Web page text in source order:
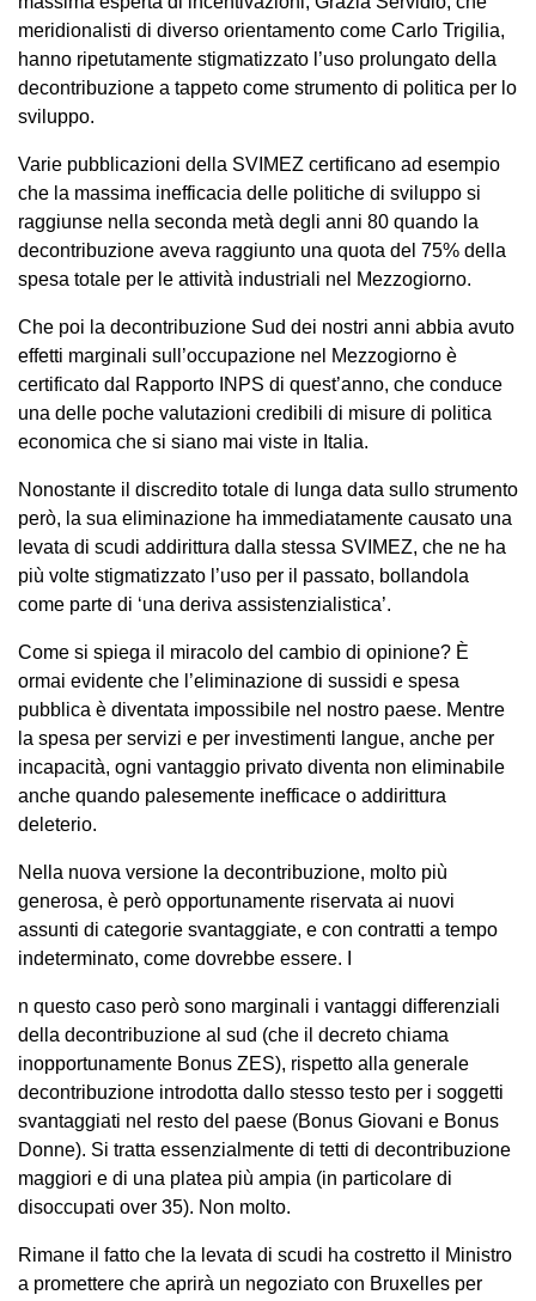
meridionalisti di diverso orientamento come Carlo Trigilia,
hanno ripetutamente stigmatizzato l’uso prolungato della
decontribuzione a tappeto come strumento di politica per lo
sviluppo.
Varie pubblicazioni della SVIMEZ certificano ad esempio
che la massima inefficacia delle politiche di sviluppo si
raggiunse nella seconda metà degli anni 80 quando la
decontribuzione aveva raggiunto una quota del 75% della
spesa totale per le attività industriali nel Mezzogiorno.
Che poi la decontribuzione Sud dei nostri anni abbia avuto
effetti marginali sull’occupazione nel Mezzogiorno è
certificato dal Rapporto INPS di quest’anno, che conduce
una delle poche valutazioni credibili di misure di politica
economica che si siano mai viste in Italia.
Nonostante il discredito totale di lunga data sullo strumento
però, la sua eliminazione ha immediatamente causato una
levata di scudi addirittura dalla stessa SVIMEZ, che ne ha
più volte stigmatizzato l’uso per il passato, bollandola
come parte di ‘una deriva assistenzialistica’.
Come si spiega il miracolo del cambio di opinione? È
ormai evidente che l’eliminazione di sussidi e spesa
pubblica è diventata impossibile nel nostro paese. Mentre
la spesa per servizi e per investimenti langue, anche per
incapacità, ogni vantaggio privato diventa non eliminabile
anche quando palesemente inefficace o addirittura
deleterio.
Nella nuova versione la decontribuzione, molto più
generosa, è però opportunamente riservata ai nuovi
assunti di categorie svantaggiate, e con contratti a tempo
indeterminato, come dovrebbe essere. I
n questo caso però sono marginali i vantaggi differenziali
della decontribuzione al sud (che il decreto chiama
inopportunamente Bonus ZES), rispetto alla generale
decontribuzione introdotta dallo stesso testo per i soggetti
svantaggiati nel resto del paese (Bonus Giovani e Bonus
Donne). Si tratta essenzialmente di tetti di decontribuzione
maggiori e di una platea più ampia (in particolare di
disoccupati over 35). Non molto.
Rimane il fatto che la levata di scudi ha costretto il Ministro
a promettere che aprirà un negoziato con Bruxelles per